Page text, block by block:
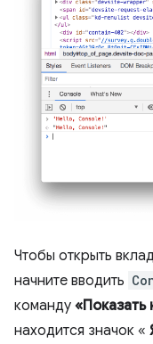
Чтобы открыть
начните вводить
команду «Показать
находится значок «